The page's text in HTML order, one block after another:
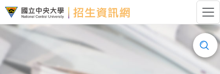
國立中央大學招生資訊網LOGO
搜
尋......